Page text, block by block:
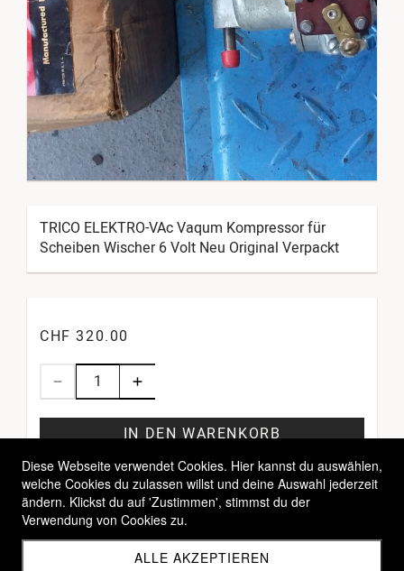
TRICO ELEKTRO-VAc Vaqum Kompressor für
Scheiben Wischer 6 Volt Neu Original Verpackt
CHF 320.00
IN DEN WARENKORB
Diese Webseite verwendet Cookies. Hier kannst du auswählen,
welche Cookies du zulassen willst und deine Auswahl jederzeit
ändern. Klickst du auf 'Zustimmen', stimmst du der
Verwendung von Cookies zu.
ALLE AKZEPTIEREN